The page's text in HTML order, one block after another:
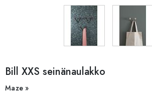
Bill XXS seinänaulakko
Maze »